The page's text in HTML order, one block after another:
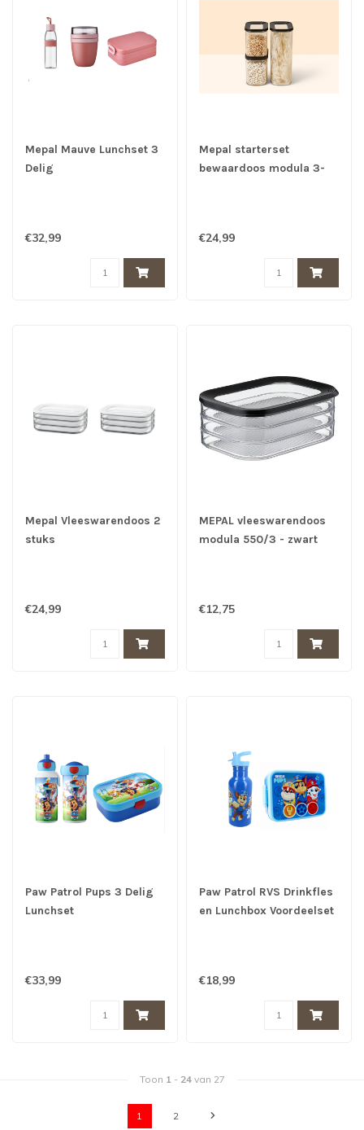
Mepal Mauve Lunchset 3
Delig
€32,99
Mepal starterset
bewaardoos modula 3-
€24,99
Mepal Vleeswarendoos 2
stuks
€24,99
MEPAL vleeswarendoos
modula 550/3 - zwart
€12,75
Paw Patrol Pups 3 Delig
Lunchset
€33,99
Paw Patrol RVS Drinkfles
en Lunchbox Voordeelset
€18,99
Toon 1- 24van 27
1 2